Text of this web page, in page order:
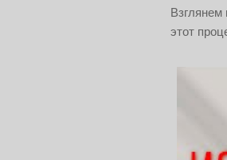
Взглянем
этот